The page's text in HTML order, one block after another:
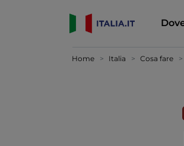
Home Italia Cosa fare